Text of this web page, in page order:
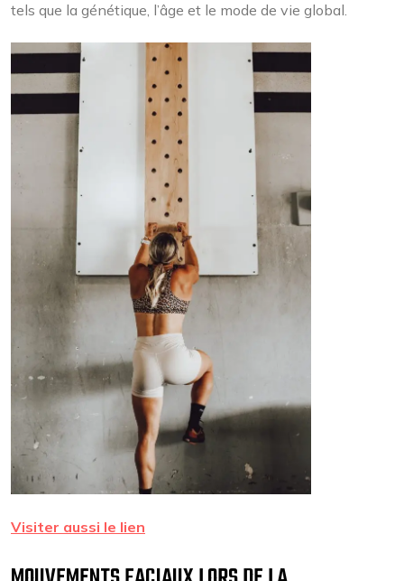
tels que la génétique, l’âge et le mode de vie global.
Visiter aussi le lien